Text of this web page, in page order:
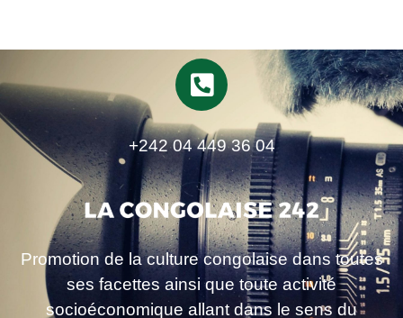
+242 04 449 36 04
Promotion de la culture congolaise dans toutes
ses facettes ainsi que toute activité
socioéconomique allant dans le sens du